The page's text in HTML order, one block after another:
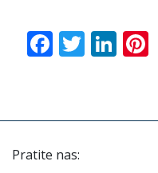
Facebook
Twitter
Pratite nas: